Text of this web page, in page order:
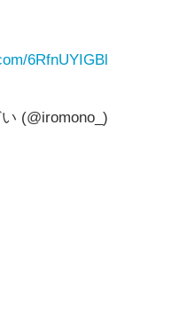
6RfnUYIGBl
(@iromono_)